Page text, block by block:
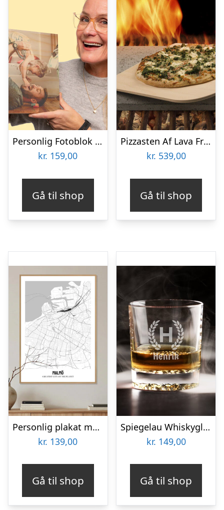
Personlig Fotoblok i Træ
kr. 159,00
Gå til shop
Pizzasten Af Lava Fra Etna
kr. 539,00
Gå til shop
Personlig plakat med bykort
kr. 139,00
Gå til shop
Spiegelau Whiskyglas med Gravering – Egen Tekst
kr. 149,00
Gå til shop